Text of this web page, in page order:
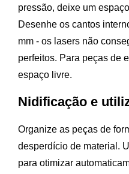
pressão, deixe um
Desenhe os cantos
mm - os lasers não
perfeitos. Para peças de
espaço livre.
Nidificação e
Organize as peças de
desperdício de material.
para otimizar